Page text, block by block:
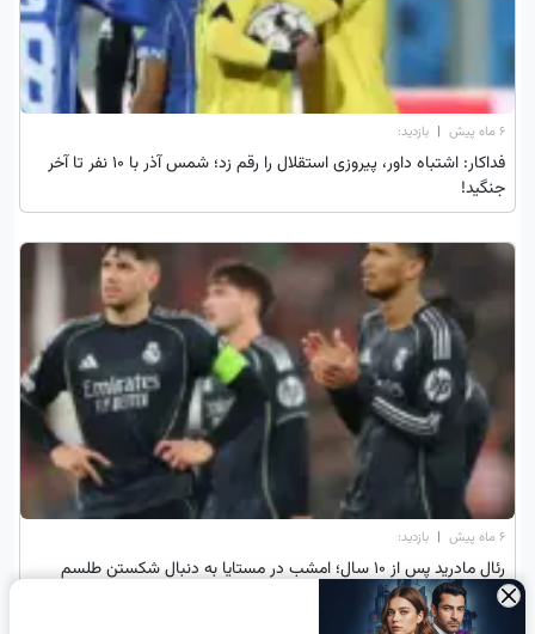
۶ ماه پیش | بازدید:
فداکار: اشتباه داور، پیروزی استقلال را رقم زد؛ شمس آذر با 10 نفر تا آخر
جنگید!
۶ ماه پیش | بازدید:
رئال مادرید پس از ۱۰ سال؛ امشب در مستایا به دنبال شکستن طلسم
تلخ!×